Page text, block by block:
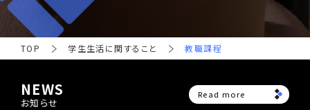
TOP 学生生活に関すること 教職課程
NEWS
お知らせ
Read more